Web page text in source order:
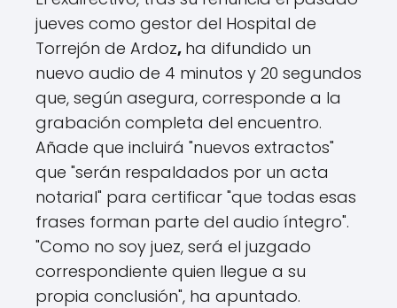
jueves como gestor del Hospital de
Torrejón de Ardoz, ha difundido un
nuevo audio de 4 minutos y 20 segundos
que, según asegura, corresponde a la
grabación completa del encuentro.
Añade que incluirá "nuevos extractos"
que "serán respaldados por un acta
notarial" para certificar "que todas esas
frases forman parte del audio íntegro".
"Como no soy juez, será el juzgado
correspondiente quien llegue a su
propia conclusión", ha apuntado.